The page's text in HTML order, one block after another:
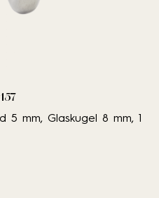
5 mm, Glaskugel 8 mm, 1